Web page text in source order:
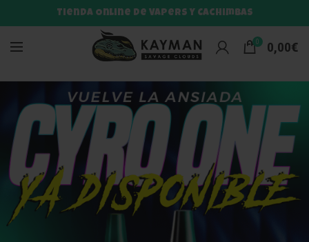
Tienda Online de Vapers y Cachimbas
0 0,00€